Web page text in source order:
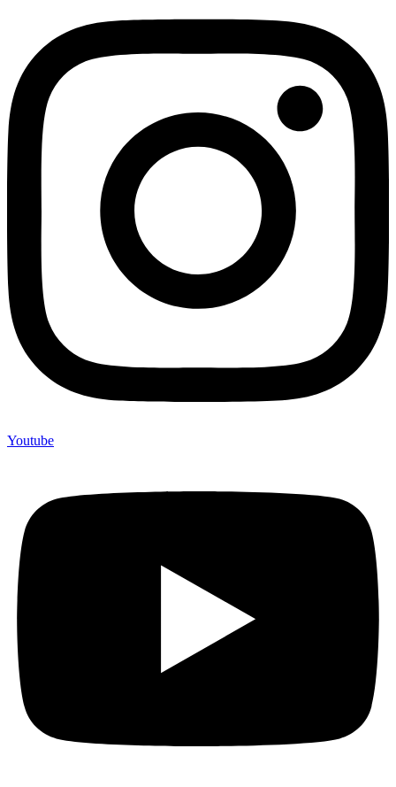
Youtube